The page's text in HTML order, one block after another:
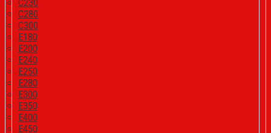
C230
C280
C300
E180
E200
E240
E250
E280
E300
E350
E400
E450